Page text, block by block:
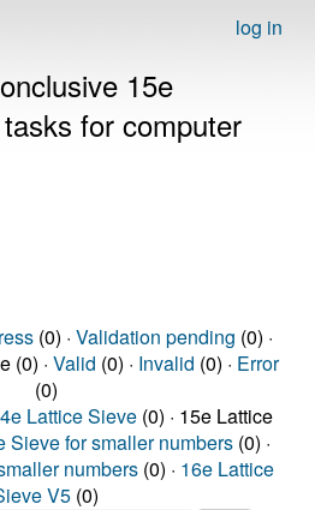
log in
15e
for computer
(0) · Validation pending (0) ·
(0) · Valid (0) · Invalid (0) · Error
(0)
Lattice Sieve (0) · 15e Lattice
Sieve for smaller numbers (0) ·
numbers (0) · 16e Lattice
V5 (0)